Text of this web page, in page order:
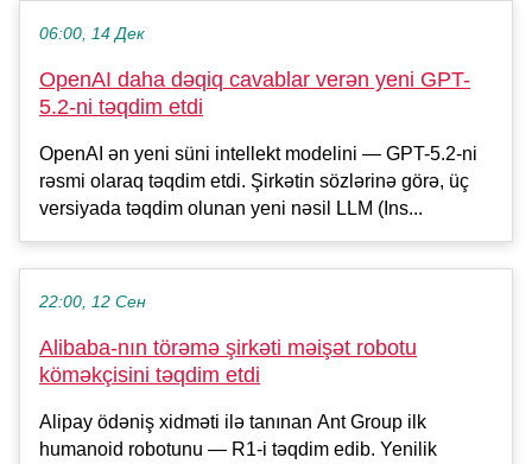
06:00, 14 Дек
OpenAI daha dəqiq cavablar verən yeni GPT-
5.2-ni təqdim etdi
OpenAI ən yeni süni intellekt modelini — GPT-5.2-ni
rəsmi olaraq təqdim etdi. Şirkətin sözlərinə görə, üç
versiyada təqdim olunan yeni nəsil LLM (Ins...
22:00, 12 Сен
Alibaba-nın törəmə şirkəti məişət robotu
köməkçisini təqdim etdi
Alipay ödəniş xidməti ilə tanınan Ant Group ilk
humanoid robotunu — R1-i təqdim edib. Yenilik